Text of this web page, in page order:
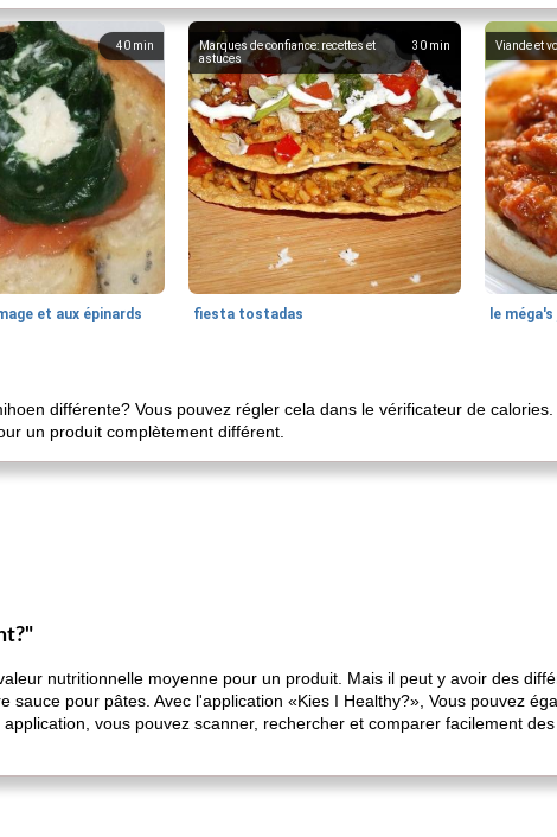
40 min
et aux épinards
30 min
Marques de confiance: recettes et
astuces
fiesta tostadas
Viande et
le
différente? Vous pouvez régler cela dans le vérificateur de
un produit complètement différent.
nutritionnelle moyenne pour un produit. Mais il peut y avoir des
sauce pour pâtes. Avec l'application «Kies I Healthy?», Vous pouvez
vous pouvez scanner, rechercher et comparer facilement